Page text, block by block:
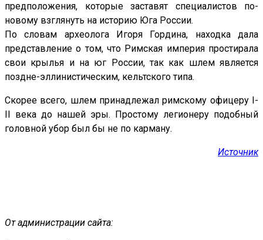
предположения, которые заставят специалистов по-
новому взглянуть на историю Юга России.
По словам археолога Игоря Гордина, находка дала
представление о том, что Римская империя простирала
свои крылья и на юг России, так как шлем является
поздне-эллинистическим, кельтского типа.
Скорее всего, шлем принадлежал римскому офицеру I-
II века до нашей эры. Простому легионеру подобный
головной убор был бы не по карману.
Источник
От администрации сайта: